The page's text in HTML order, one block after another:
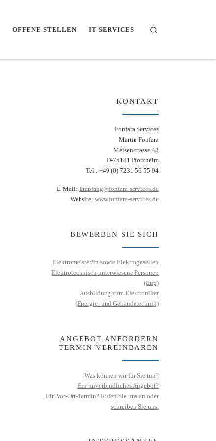
OFFENE STELLEN IT-SERVICES
KONTAKT
Fonfara Services
Martin Fonfara
Meisenstrasse 48
D-75181 Pforzheim
Tel.: +49 (0) 7231 56 55 94
E-Mail: Empfang@fonfara-services.de
Website: www.fonfara-services.de
BEWERBEN SIE SICH
Elektromeister/in sowie Elektrogesellen
Elektrotechnisch unterwiesene Personen
(Eup)
Ausbildung zum Elektroniker
(Energie- und Gebäudetechnik)
ANGEBOT ANFORDERN
TERMIN VEREINBAREN
Was können wir für Sie tun?
Ein unverbindliches Angebot?
Ein Vor-Ort-Termin? Rufen Sie uns an oder
schreiben Sie uns.